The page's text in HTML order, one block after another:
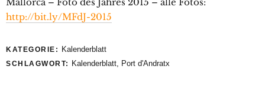
Mallorca – Foto des Jahres 2015 – alle Fotos:
http://bit.ly/MFdJ-2015
KATEGORIE: Kalenderblatt
SCHLAGWORT: Kalenderblatt, Port d'Andratx